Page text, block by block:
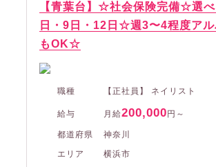
【青葉台】☆社会保険完備☆選
日・9日・12日☆週3〜4程度ア
もOK☆
職種 【正社員】 ネイリスト
給与 月給200,000 円～
都道府県
神奈川
エリア
横浜市